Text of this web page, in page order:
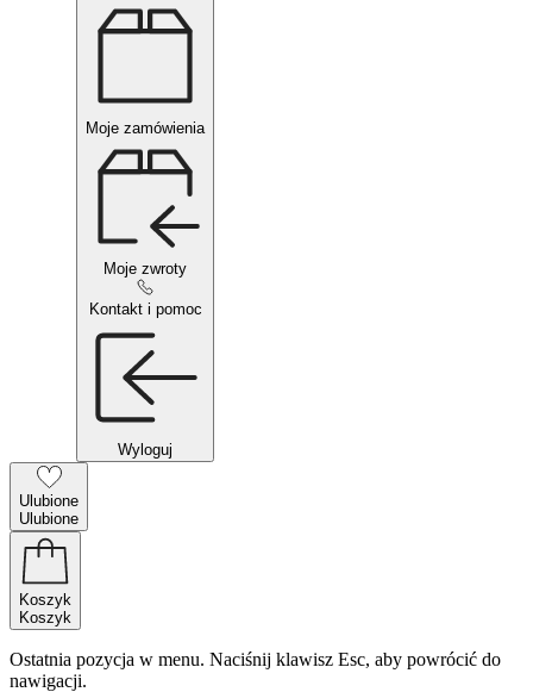
Moje zamówienia
Moje zwroty
Kontakt i pomoc
Wyloguj
Ulubione
Ulubione
Koszyk
Koszyk
Ostatnia pozycja w menu. Naciśnij klawisz Esc, aby powrócić do
nawigacji.